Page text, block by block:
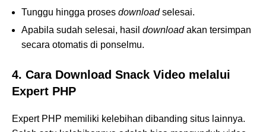
Tunggu hingga proses downloadselesai.
Apabila sudah selesai, hasil downloadakan tersimpan
secara otomatis di ponselmu.
4. Cara Download Snack Video melalui
Expert PHP
Expert PHP memiliki kelebihan dibanding situs lainnya.